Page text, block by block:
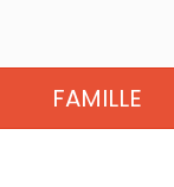
FAMILLE